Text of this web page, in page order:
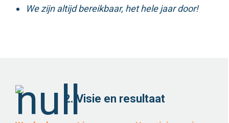
We zijn altijd bereikbaar, het hele jaar door!
2. Visie en resultaat